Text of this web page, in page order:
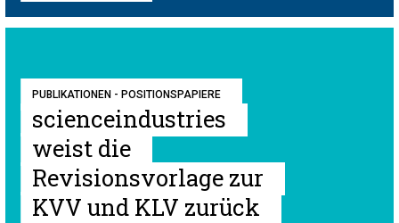
PUBLIKATIONEN - POSITIONSPAPIERE
scienceindustries
weist die
Revisionsvorlage zur
KVV und KLV zurück